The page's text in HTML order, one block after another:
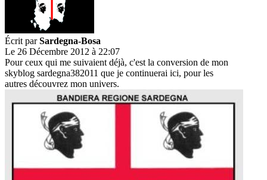
Écrit parSardegna-Bosa
Le 26 Décembre 2012 à 22:07
Pour ceux qui me suivaient déjà, c'est la conversion de mon
skyblog sardegna382011 que je continuerai ici, pour les
autres découvrez mon univers.